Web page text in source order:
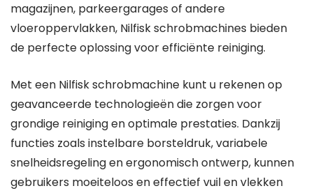
magazijnen, parkeergarages of andere
vloeroppervlakken, Nilfisk schrobmachines bieden
de perfecte oplossing voor efficiënte reiniging.
Met een Nilfisk schrobmachine kunt u rekenen op
geavanceerde technologieën die zorgen voor
grondige reiniging en optimale prestaties. Dankzij
functies zoals instelbare borsteldruk, variabele
snelheidsregeling en ergonomisch ontwerp, kunnen
gebruikers moeiteloos en effectief vuil en vlekken